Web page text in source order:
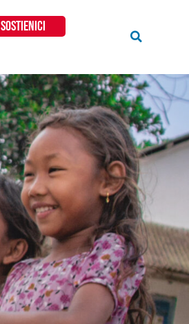
SOSTIENICI